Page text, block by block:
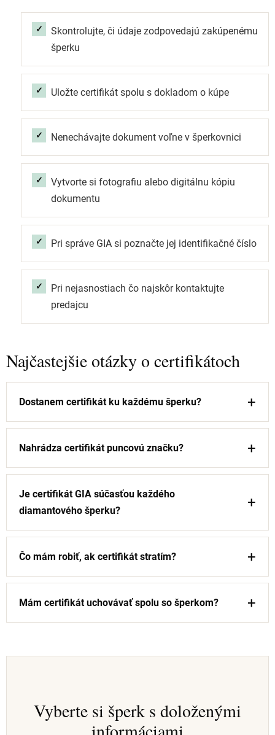
Skontrolujte, či údaje zodpovedajú zakúpenému
šperku
Uložte certifikát spolu s dokladom o kúpe
Nenechávajte dokument voľne v šperkovnici
Vytvorte si fotografiu alebo digitálnu kópiu
dokumentu
Pri správe GIA si poznačte jej identifikačné číslo
Pri nejasnostiach čo najskôr kontaktujte
predajcu
Najčastejšie otázky o certifikátoch
Dostanem certifikát ku každému šperku?
Nahrádza certifikát puncovú značku?
Je certifikát GIA súčasťou každého
diamantového šperku?
Čo mám robiť, ak certifikát stratím?
Mám certifikát uchovávať spolu so šperkom?
Vyberte si šperk s doloženými